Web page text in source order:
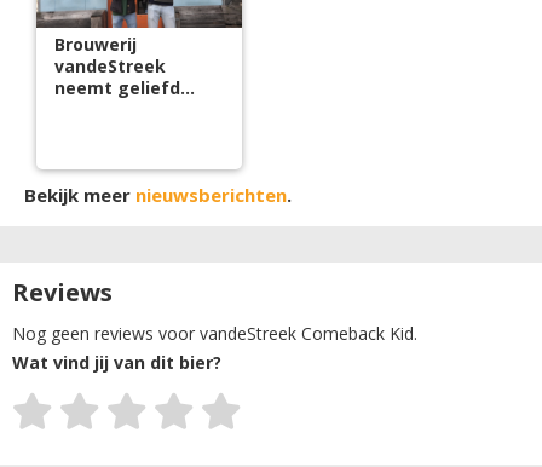
Brouwerij
vandeStreek
neemt geliefd
Bekijk meer nieuwsberichten.
Reviews
Nog geen reviews voor vandeStreek Comeback Kid.
Wat vind jij van dit bier?